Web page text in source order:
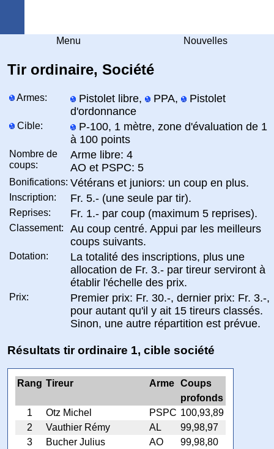
Menu Nouvelles
Tir ordinaire, Société
Armes: Pistolet libre, PPA,
Pistolet
d'ordonnance
Cible:
P-100, 1 mètre, zone d'évaluation de 1
à 100 points
Nombre de
coups:
Arme libre: 4
AO et PSPC: 5
Bonifications: Vétérans et juniors: un coup en plus.
Inscription: Fr. 5.- (une seule par tir).
Reprises: Fr. 1.- par coup (maximum 5 reprises).
Classement:
Au coup centré. Appui par les meilleurs
coups suivants.
Dotation:
La totalité des inscriptions, plus une
allocation de Fr. 3.- par tireur serviront à
établir l'échelle des prix.
Prix:
Premier prix: Fr. 30.-, dernier prix: Fr. 3.-,
pour autant qu'il y ait 15 tireurs classés.
Sinon, une autre répartition est prévue.
Résultats tir ordinaire 1, cible société
Rang Tireur Arme Coups
profonds
1
Otz Michel PSPC 100,93,89
2
Vauthier Rémy AL
99,98,97
3
Bucher Julius AO
99,98,80